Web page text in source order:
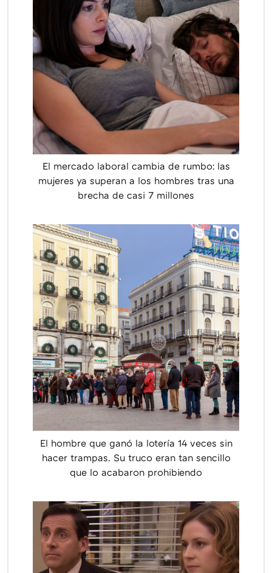
El mercado laboral cambia de rumbo: las
mujeres ya superan a los hombres tras una
brecha de casi 7 millones
El hombre que ganó la lotería 14 veces sin
hacer trampas. Su truco eran tan sencillo
que lo acabaron prohibiendo